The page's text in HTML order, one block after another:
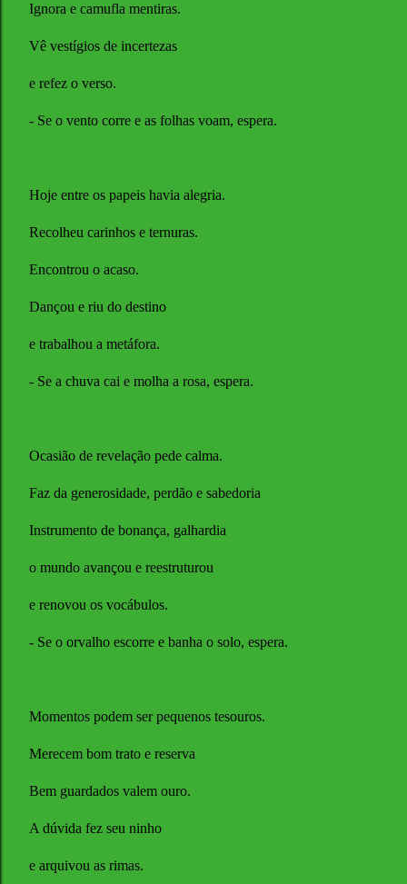
Ignora e camufla mentiras.
Vê vestígios de incertezas
e refez o verso.
- Se o vento corre e as folhas voam, espera.
Hoje entre os papeis havia alegria.
Recolheu carinhos e ternuras.
Encontrou o acaso.
Dançou e riu do destino
e trabalhou a metáfora.
- Se a chuva cai e molha a rosa, espera.
Ocasião de revelação pede calma.
Faz da generosidade, perdão e sabedoria
Instrumento de bonança, galhardia
o mundo avançou e reestruturou
e renovou os vocábulos.
- Se o orvalho escorre e banha o solo, espera.
Momentos podem ser pequenos tesouros.
Merecem bom trato e reserva
Bem guardados valem ouro.
A dúvida fez seu ninho
e arquivou as rimas.